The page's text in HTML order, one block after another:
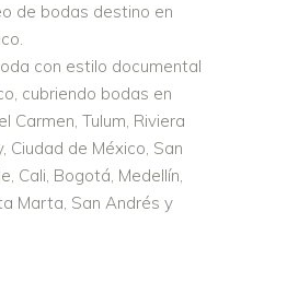
de bodas destino en
con estilo documental
cubriendo bodas en
Carmen, Tulum, Riviera
Ciudad de México, San
Cali, Bogotá, Medellín,
Marta, San Andrés y